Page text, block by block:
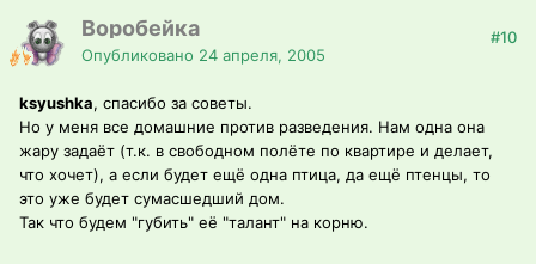
Воробейка
Опубликовано 24 апреля, 2005
#10
ksyushka, спасибо за советы.
Но у меня все домашние против разведения. Нам одна она
жару задаёт (т.к. в свободном полёте по квартире и делает,
что хочет), а если будет ещё одна птица, да ещё птенцы, то
это уже будет сумасшедший дом.
Так что будем "губить" её "талант" на корню.